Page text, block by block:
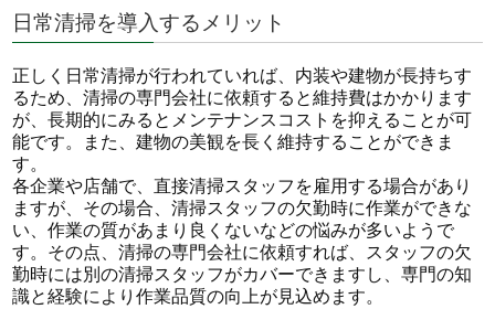
日常清掃を導入するメリット
正しく日常清掃が行われていれば、内装や建物が長持ちす
るため、清掃の専門会社に依頼すると維持費はかかります
が、長期的にみるとメンテナンスコストを抑えることが可
能です。また、建物の美観を長く維持することができま
す。
各企業や店舗で、直接清掃スタッフを雇用する場合があり
ますが、その場合、清掃スタッフの欠勤時に作業ができな
い、作業の質があまり良くないなどの悩みが多いようで
す。その点、清掃の専門会社に依頼すれば、スタッフの欠
勤時には別の清掃スタッフがカバーできますし、専門の知
識と経験により作業品質の向上が見込めます。